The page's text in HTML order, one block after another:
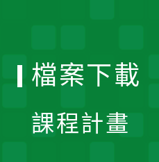
檔案下載
課程計畫